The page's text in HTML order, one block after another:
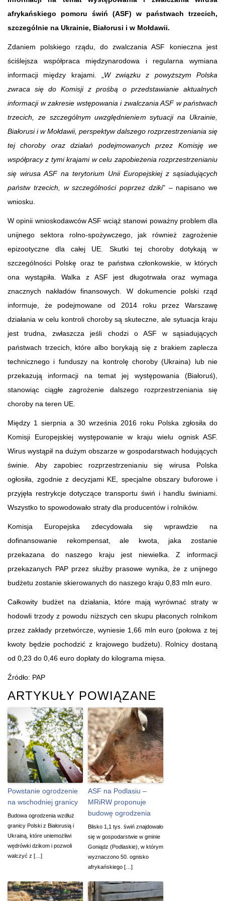
afrykańskiego pomoru świń (ASF) w państwach trzecich,
szczególnie na Ukrainie, Białorusi i w Mołdawii.
Zdaniem polskiego rządu, do zwalczania ASF konieczna jest
ściślejsza współpraca międzynarodowa i regularna wymiana
informacji między krajami. „ W związku z powyższym Polska
zwraca się do Komisji z prośbą o przedstawianie aktualnych
informacji w zakresie wstępowania i zwalczania ASF w państwach
trzecich, ze szczególnym uwzględnieniem sytuacji na Ukrainie,
Białorusi i w Mołdawii, perspektyw dalszego rozprzestrzeniania się
tej choroby oraz działań podejmowanych przez Komisję we
współpracy z tymi krajami w celu zapobieżenia rozprzestrzenianiu
się wirusa ASF na terytorium Unii Europejskiej z sąsiadujących
państw trzecich, w szczególności poprzez dziki" – napisano we
wniosku.
W opinii wnioskodawców ASF wciąż stanowi poważny problem dla
unijnego sektora rolno-spożywczego, jak również zagrożenie
epizootyczne dla całej UE. Skutki tej choroby dotykają w
szczególności Polskę oraz te państwa członkowskie, w których
ona wystąpiła. Walka z ASF jest długotrwała oraz wymaga
znacznych nakładów finansowych. W dokumencie polski rząd
informuje, że podejmowane od 2014 roku przez Warszawę
działania w celu kontroli choroby są skuteczne, ale sytuacja kraju
jest trudna, zwłaszcza jeśli chodzi o ASF w sąsiadujących
państwach trzecich, które albo borykają się z brakiem zaplecza
technicznego i funduszy na kontrolę choroby (Ukraina) lub nie
przekazują informacji na temat jej występowania (Białoruś),
stanowiąc ciągłe zagrożenie dalszego rozprzestrzeniania się
choroby na teren UE.
Między 1 sierpnia a 30 września 2016 roku Polska zgłosiła do
Komisji Europejskiej występowanie w kraju wielu ognisk ASF.
Wirus wystąpił na dużym obszarze w gospodarstwach hodujących
świnie. Aby zapobiec rozprzestrzenianiu się wirusa Polska
ogłosiła, zgodnie z decyzjami KE, specjalne obszary buforowe i
przyjęła restrykcje dotyczące transportu świń i handlu świniami.
Wszystko to spowodowało straty dla producentów i rolników.
Komisja Europejska zdecydowała się wprawdzie na
dofinansowanie rekompensat, ale kwota, jaka zostanie
przekazana do naszego kraju jest niewielka. Z informacji
przekazanych PAP przez służby prasowe wynika, że z unijnego
budżetu zostanie skierowanych do naszego kraju 0,83 mln euro.
Całkowity budżet na działania, które mają wyrównać straty w
hodowli trzody z powodu niższych cen skupu płaconych rolnikom
przez zakłady przetwórcze, wyniesie 1,66 mln euro (połowa z tej
kwoty będzie pochodzić z krajowego budżetu). Rolnicy dostaną
od 0,23 do 0,46 euro dopłaty do kilograma mięsa.
Źródło: PAP
ARTYKUŁY POWIĄZANE
Powstanie ogrodzenie
na wschodniej granicy
Budowa ogrodzenia wzdłuż
granicy Polski z Białorusią i
Ukrainą, które uniemożliwi
wędrówki dzikom i pozwoli
walczyć z […]
ASF na Podlasiu –
MRiRW proponuje
budowę ogrodzenia
Blisko 1,1 tys. świń znajdowało
się w gospodarstwie w gminie
Goniądz (Podlaskie), w którym
wyznaczono 50. ognisko
afrykańskiego […]